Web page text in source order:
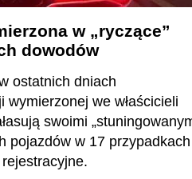
w „ryczące”
dowodów
ostatnich dniach
wymierzonej we właścicieli
swoimi
pojazdów w 17 przypadkach